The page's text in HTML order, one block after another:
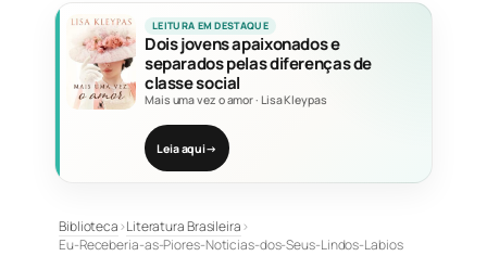
LEITURA EM DESTAQUE
Dois jovens apaixonados e
separados pelas diferenças de
classe social
Mais uma vez o amor· Lisa Kleypas
Leia aqui→
Biblioteca›Literatura Brasileira›
Eu-Receberia-as-Piores-Noticias-dos-Seus-Lindos-Labios